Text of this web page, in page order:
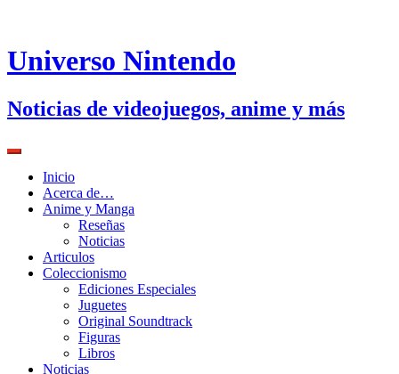
Universo Nintendo
Noticias de videojuegos, anime y más
Inicio
Acerca de…
Anime y Manga
Reseñas
Noticias
Articulos
Coleccionismo
Ediciones Especiales
Juguetes
Original Soundtrack
Figuras
Libros
Noticias